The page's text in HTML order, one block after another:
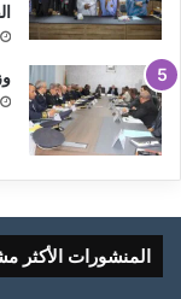
المنشورات الأكثر